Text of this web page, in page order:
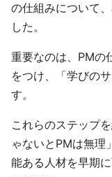
の仕組みについて
した。
重要なのは、PMの
をつけ、「学びの
す。
これらのステップ
ゃないとPMは無理
能ある人材を早期